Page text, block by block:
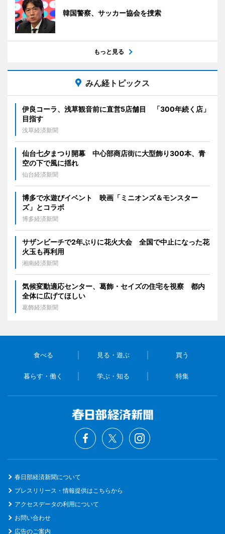
韓国警察、サッカー協会を捜索
もっと見る
みん経トピックス
伊良コーラ、浅草観音前に直営5店舗目 「300年続く店」
目指す
浅草経済新聞
仙台七夕まつり開幕 中心部商店街に大型飾り300本、青
空の下で風に揺れ
仙台経済新聞
博多で水遊びイベント 映画「ミニオンズ＆モンスター
ズ」とコラボ
博多経済新聞
サザンビーチで2年ぶりに花火大会 全国で中止になった花
火玉も再利用
湘南経済新聞
気候変動適応センター、葛飾・セイズの住宅を視察 都内
全体に広げてほしい
葛飾経済新聞
食べる 見る・遊ぶ 買う
暮らす・働く 学ぶ・知る 特集
春日部経済新聞について
プレスリリース・情報提供はこちらから
アクセスデータの利用について
お問い合わせ
広告のご案内